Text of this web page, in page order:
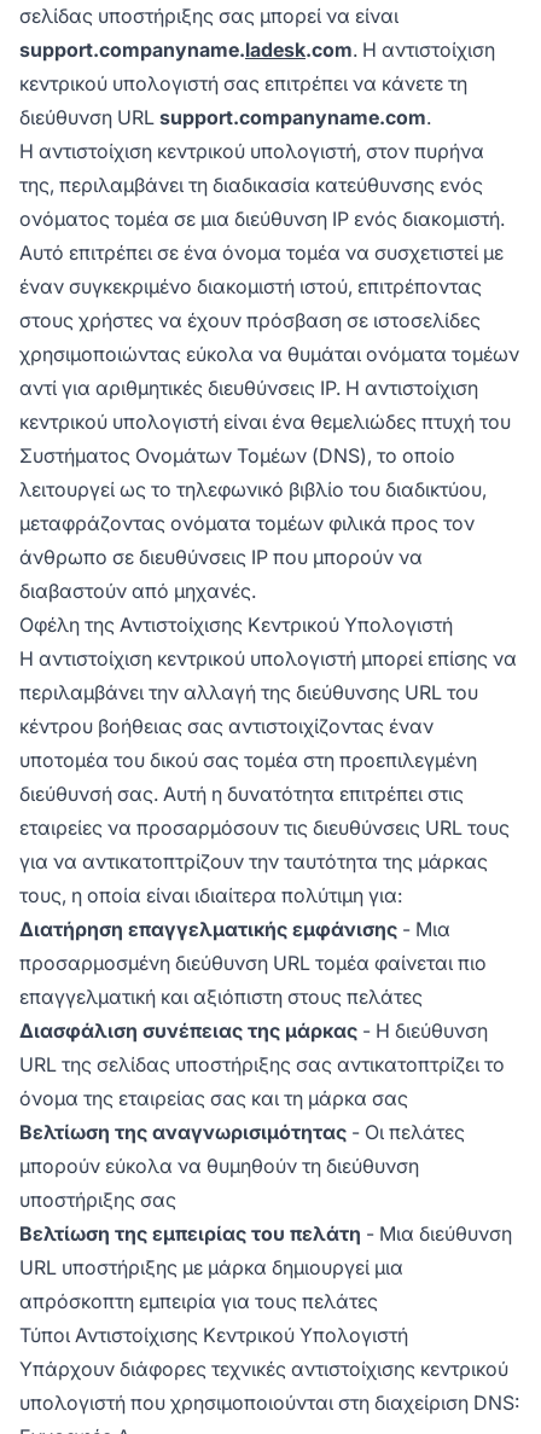
σελίδας υποστήριξης σας μπορεί να είναι
support.companyname.ladesk.com. Η αντιστοίχιση
κεντρικού υπολογιστή σας επιτρέπει να κάνετε τη
διεύθυνση URL support.companyname.com.
Η αντιστοίχιση κεντρικού υπολογιστή, στον πυρήνα
της, περιλαμβάνει τη διαδικασία κατεύθυνσης ενός
ονόματος τομέα σε μια διεύθυνση IP ενός διακομιστή.
Αυτό επιτρέπει σε ένα όνομα τομέα να συσχετιστεί με
έναν συγκεκριμένο διακομιστή ιστού, επιτρέποντας
στους χρήστες να έχουν πρόσβαση σε ιστοσελίδες
χρησιμοποιώντας εύκολα να θυμάται ονόματα τομέων
αντί για αριθμητικές διευθύνσεις IP. Η αντιστοίχιση
κεντρικού υπολογιστή είναι ένα θεμελιώδες πτυχή του
Συστήματος Ονομάτων Τομέων (DNS), το οποίο
λειτουργεί ως το τηλεφωνικό βιβλίο του διαδικτύου,
μεταφράζοντας ονόματα τομέων φιλικά προς τον
άνθρωπο σε διευθύνσεις IP που μπορούν να
διαβαστούν από μηχανές.
Οφέλη της Αντιστοίχισης Κεντρικού Υπολογιστή
Η αντιστοίχιση κεντρικού υπολογιστή μπορεί επίσης να
περιλαμβάνει την αλλαγή της διεύθυνσης URL του
κέντρου βοήθειας σας αντιστοιχίζοντας έναν
υποτομέα του δικού σας τομέα στη προεπιλεγμένη
διεύθυνσή σας. Αυτή η δυνατότητα επιτρέπει στις
εταιρείες να προσαρμόσουν τις διευθύνσεις URL τους
για να αντικατοπτρίζουν την ταυτότητα της μάρκας
τους, η οποία είναι ιδιαίτερα πολύτιμη για:
Διατήρηση επαγγελματικής εμφάνισης - Μια
προσαρμοσμένη διεύθυνση URL τομέα φαίνεται πιο
επαγγελματική και αξιόπιστη στους πελάτες
Διασφάλιση συνέπειας της μάρκας - Η διεύθυνση
URL της σελίδας υποστήριξης σας αντικατοπτρίζει το
όνομα της εταιρείας σας και τη μάρκα σας
Βελτίωση της αναγνωρισιμότητας - Οι πελάτες
μπορούν εύκολα να θυμηθούν τη διεύθυνση
υποστήριξης σας
Βελτίωση της εμπειρίας του πελάτη - Μια διεύθυνση
URL υποστήριξης με μάρκα δημιουργεί μια
απρόσκοπτη εμπειρία για τους πελάτες
Τύποι Αντιστοίχισης Κεντρικού Υπολογιστή
Υπάρχουν διάφορες τεχνικές αντιστοίχισης κεντρικού
υπολογιστή που χρησιμοποιούνται στη διαχείριση DNS: